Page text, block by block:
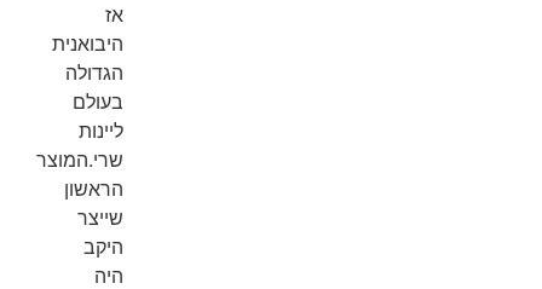
אז
היבואנית
הגדולה
בעולם
ליינות
שרי.המוצר
הראשון
שייצר
היקב
היה